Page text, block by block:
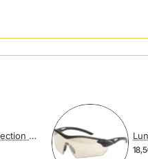
Lunettes de protection balistique RACERS FUME